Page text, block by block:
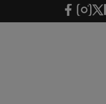
Saltar al contenido principal